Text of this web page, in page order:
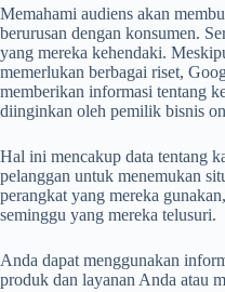
Memahami audiens akan
berurusan dengan konsumen.
yang mereka kehendaki.
memerlukan berbagai riset,
memberikan informasi tentang
diinginkan oleh pemilik bisnis
Hal ini mencakup data tentang
pelanggan untuk menemukan
perangkat yang mereka
seminggu yang mereka telusuri.
Anda dapat menggunakan
produk dan layanan Anda atau